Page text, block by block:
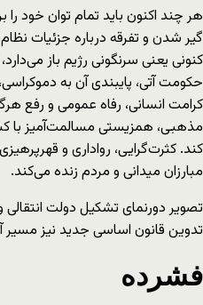
هر چند اکنون باید تمام توان خود
گیر شدن و تفرقه درباره جزئیات
کنونی یعنی سرنگونی رژیم باز
حکومت آتی، پایبندی آن به
کرامت انسانی، رفاه عمومی و رفع
مذهبی، همزیستی مسالمت‌آمیز با
کند. کثرت‌گرایی، رواداری و
مبارزان میدانی و مردم زنده می‌کند.
تصویر دورنمای تشکیل دولت
تدوین قانون اساسی جدید نیز مسیر
فشرده